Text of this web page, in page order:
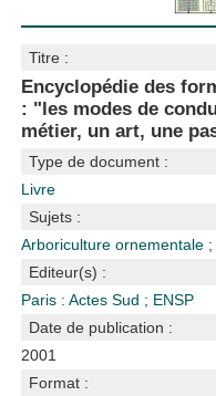
Titre :
Encyclopédie des
: "les modes de
métier, un art, une
Type de document :
Livre
Sujets :
Arboriculture ornementale
Editeur(s) :
Paris : Actes Sud ; ENSP
Date de publication :
2001
Format :